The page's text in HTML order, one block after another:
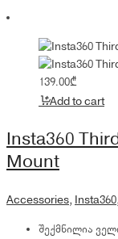
139.00₾
Add to cart
Insta360
Mount
Accessories, Insta360,
შექმნილია